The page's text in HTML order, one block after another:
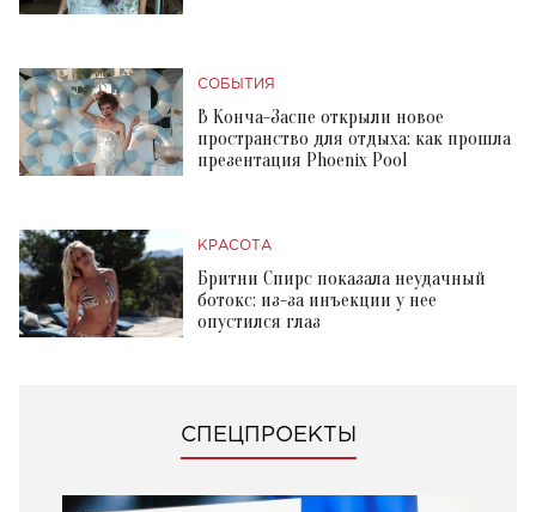
СОБЫТИЯ
В Конча-Заспе открыли новое
пространство для отдыха: как прошла
презентация Phoenix Pool
КРАСОТА
Бритни Спирс показала неудачный
ботокс: из-за инъекции у нее
опустился глаз
СПЕЦПРОЕКТЫ